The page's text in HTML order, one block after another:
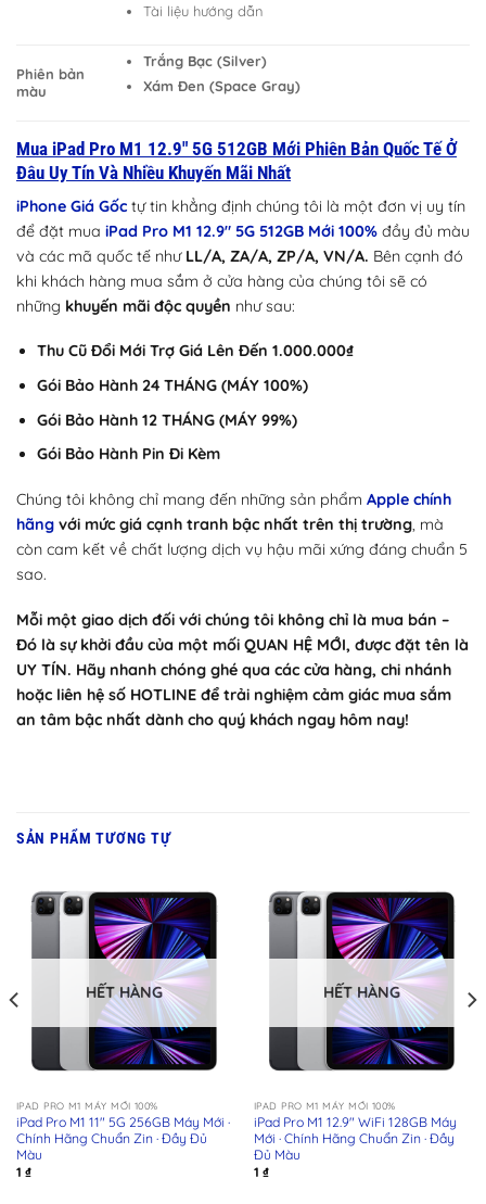
Tài liệu hướng dẫn
Phiên bản
màu
Trắng Bạc (Silver)
Xám Đen (Space Gray)
Mua iPad Pro M1 12.9″ 5G 512GB Mới Phiên Bản Quốc Tế Ở
Đâu Uy Tín Và Nhiều Khuyến Mãi Nhất
iPhone Giá Gốc tự tin khẳng định chúng tôi là một đơn vị uy tín
để đặt mua iPad Pro M1 12.9″ 5G 512GB Mới 100% đầy đủ màu
và các mã quốc tế như LL/A, ZA/A, ZP/A, VN/A. Bên cạnh đó
khi khách hàng mua sắm ở cửa hàng của chúng tôi sẽ có
những khuyến mãi độc quyền như sau:
Thu Cũ Đổi Mới Trợ Giá Lên Đến 1.000.000₫
Gói Bảo Hành 24 THÁNG (MÁY 100%)
Gói Bảo Hành 12 THÁNG (MÁY 99%)
Gói Bảo Hành Pin Đi Kèm
Chúng tôi không chỉ mang đến những sản phẩm Apple chính
hãng với mức giá cạnh tranh bậc nhất trên thị trường, mà
còn cam kết về chất lượng dịch vụ hậu mãi xứng đáng chuẩn 5
sao.
Mỗi một giao dịch đối với chúng tôi không chỉ là mua bán –
Đó là sự khởi đầu của một mối QUAN HỆ MỚI, được đặt tên là
UY TÍN. Hãy nhanh chóng ghé qua các cửa hàng, chi nhánh
hoặc liên hệ số HOTLINE để trải nghiệm cảm giác mua sắm
an tâm bậc nhất dành cho quý khách ngay hôm nay!
SẢN PHẨM TƯƠNG TỰ
HẾT HÀNG
IPAD PRO M1 MÁY MỚI 100%
iPad Pro M1 11″ 5G 256GB Máy Mới ·
Chính Hãng Chuẩn Zin · Đầy Đủ
Màu
1 ₫
HẾT HÀNG
IPAD PRO M1 MÁY MỚI 100%
iPad Pro M1 12.9″ WiFi 128GB Máy
Mới · Chính Hãng Chuẩn Zin · Đầy
Đủ Màu
1 ₫